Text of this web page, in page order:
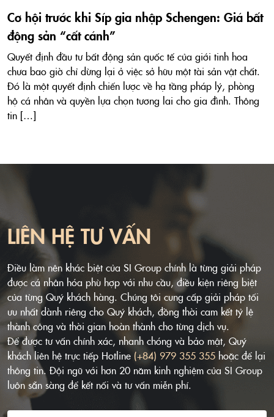
Cơ hội trước khi Síp gia nhập Schengen: Giá bất
động sản “cất cánh”
Quyết định đầu tư bất động sản quốc tế của giới tinh hoa
chưa bao giờ chỉ dừng lại ở việc sở hữu một tài sản vật chất.
Đó là một quyết định chiến lược về hạ tầng pháp lý, phòng
hộ cá nhân và quyền lựa chọn tương lai cho gia đình. Thông
tin […]
LIÊN HỆ TƯ VẤN
Điều làm nên khác biệt của SI Group chính là từng giải pháp
được cá nhân hóa phù hợp với nhu cầu, điều kiện riêng biệt
của từng Quý khách hàng. Chúng tôi cung cấp giải pháp tối
ưu nhất dành riêng cho Quý khách, đồng thời cam kết tỷ lệ
thành công và thời gian hoàn thành cho từng dịch vụ.
Để được tư vấn chính xác, nhanh chóng và bảo mật, Quý
khách liên hệ trực tiếp Hotline (+84) 979 355 355 hoặc để lại
thông tin. Đội ngũ với hơn 20 năm kinh nghiệm của SI Group
luôn sẵn sàng để kết nối và tư vấn miễn phí.